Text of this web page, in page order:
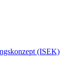
(ISEK)